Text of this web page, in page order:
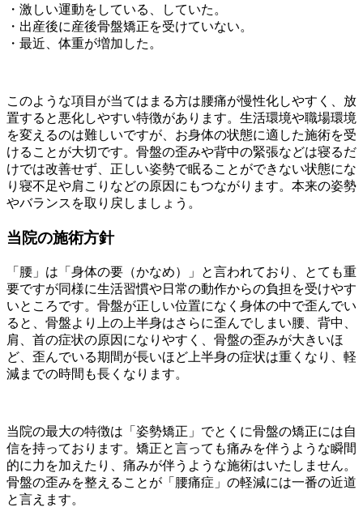
・激しい運動をしている、していた。
・出産後に産後骨盤矯正を受けていない。
・最近、体重が増加した。
このような項目が当てはまる方は腰痛が慢性化しやすく、放
置すると悪化しやすい特徴があります。生活環境や職場環境
を変えるのは難しいですが、お身体の状態に適した施術を受
けることが大切です。骨盤の歪みや背中の緊張などは寝るだ
けでは改善せず、正しい姿勢で眠ることができない状態にな
り寝不足や肩こりなどの原因にもつながります。本来の姿勢
やバランスを取り戻しましょう。
当院の施術方針
「腰」は「身体の要（かなめ）」と言われており、とても重
要ですが同様に生活習慣や日常の動作からの負担を受けやす
いところです。骨盤が正しい位置になく身体の中で歪んでい
ると、骨盤より上の上半身はさらに歪んでしまい腰、背中、
肩、首の症状の原因になりやすく、骨盤の歪みが大きいほ
ど、歪んでいる期間が長いほど上半身の症状は重くなり、軽
減までの時間も長くなります。
当院の最大の特徴は「姿勢矯正」でとくに骨盤の矯正には自
信を持っております。矯正と言っても痛みを伴うような瞬間
的に力を加えたり、痛みが伴うような施術はいたしません。
骨盤の歪みを整えることが「腰痛症」の軽減には一番の近道
と言えます。